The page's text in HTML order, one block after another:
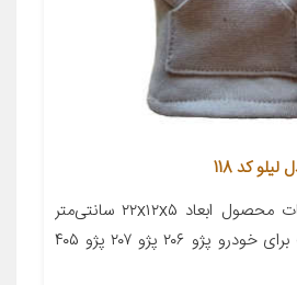
کد 118
معرفی محصول جزئیات محصول ابعاد ۲۲x۱۲x۵ سانتی‌متر
جنس ویسکوز مناسب برای خودرو پژو ۲۰۶ پژو ۲۰۷ پژو ۴۰۵